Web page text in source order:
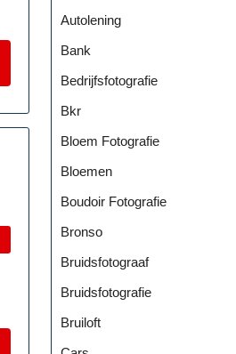
MORE
Autolening
Bank
Bedrijfsfotografie
Bkr
Bloem Fotografie
Bloemen
Boudoir Fotografie
Bronso
Bruidsfotograaf
Bruidsfotografie
Bruiloft